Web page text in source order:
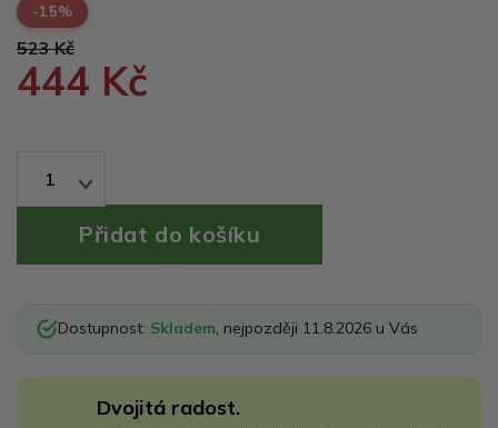
-15%
523 Kč
444 Kč
1
Dostupnost: Skladem, nejpozději 11.8.2026 u Vás
Dvojitá radost.